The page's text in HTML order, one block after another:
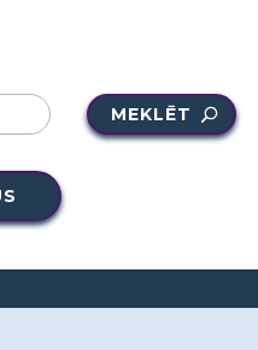
MEKLĒT